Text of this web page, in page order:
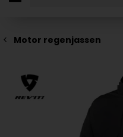
Motor regenjassen